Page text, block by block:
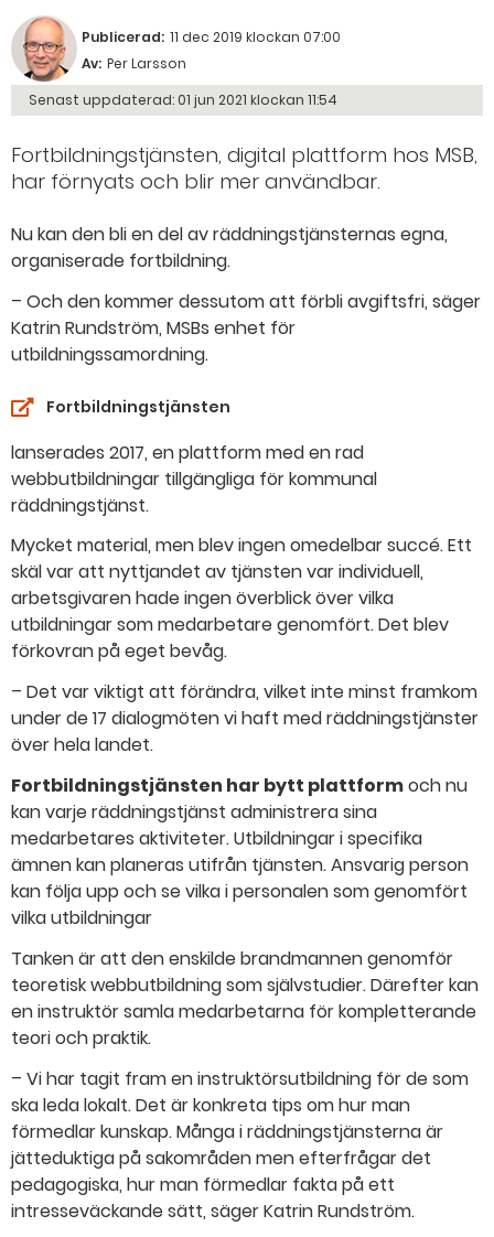
Publicerad: 11 dec 2019 klockan 07:00
Av: Per Larsson
Senast uppdaterad: 01 jun 2021 klockan 11:54
Fortbildningstjänsten, digital plattform hos MSB,
har förnyats och blir mer användbar.
Nu kan den bli en del av räddningstjänsternas egna,
organiserade fortbildning.
– Och den kommer dessutom att förbli avgiftsfri, säger
Katrin Rundström, MSBs enhet för
utbildningssamordning.
Fortbildningstjänsten
lanserades 2017, en plattform med en rad
webbutbildningar tillgängliga för kommunal
räddningstjänst.
Mycket material, men blev ingen omedelbar succé. Ett
skäl var att nyttjandet av tjänsten var individuell,
arbetsgivaren hade ingen överblick över vilka
utbildningar som medarbetare genomfört. Det blev
förkovran på eget bevåg.
– Det var viktigt att förändra, vilket inte minst framkom
under de 17 dialogmöten vi haft med räddningstjänster
över hela landet.
Fortbildningstjänsten har bytt plattformoch nu
kan varje räddningstjänst administrera sina
medarbetares aktiviteter. Utbildningar i specifika
ämnen kan planeras utifrån tjänsten. Ansvarig person
kan följa upp och se vilka i personalen som genomfört
vilka utbildningar
Tanken är att den enskilde brandmannen genomför
teoretisk webbutbildning som självstudier. Därefter kan
en instruktör samla medarbetarna för kompletterande
teori och praktik.
– Vi har tagit fram en instruktörsutbildning för de som
ska leda lokalt. Det är konkreta tips om hur man
förmedlar kunskap. Många i räddningstjänsterna är
jätteduktiga på sakområden men efterfrågar det
pedagogiska, hur man förmedlar fakta på ett
intresseväckande sätt, säger Katrin Rundström.